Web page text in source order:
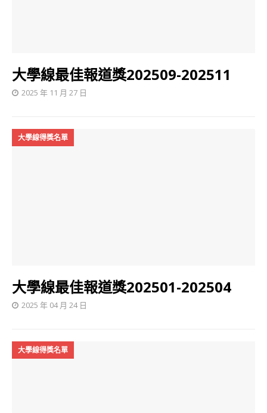
大學線最佳報道獎202509-202511
2025 年 11 月 27 日
大學線得獎名單
大學線最佳報道獎202501-202504
2025 年 04 月 24 日
大學線得獎名單